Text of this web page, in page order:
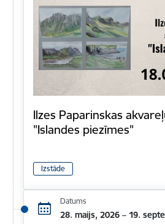
Ilzes Paparinskas
"Islandes piezīmes"
Izstāde
Datums
28. maijs, 2026 – 19.